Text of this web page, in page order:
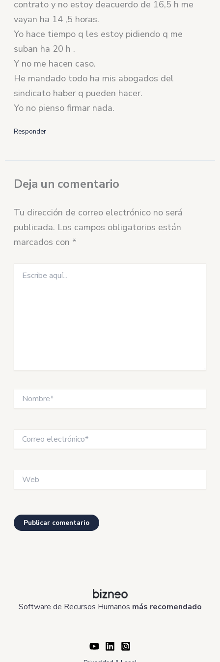
contrato y no estoy deacuerdo de 16,5 h me
vayan ha 14 ,5 horas.
Yo hace tiempo q les estoy pidiendo q me
suban ha 20 h .
Y no me hacen caso.
He mandado todo ha mis abogados del
sindicato haber q pueden hacer.
Yo no pienso firmar nada.
Responder
Deja un comentario
Tu dirección de correo electrónico no será
publicada. Los campos obligatorios están
marcados con *
aquí...
electrónico*
Software de Recursos Humanos más recomendado